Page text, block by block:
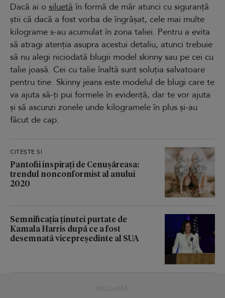
Dacă ai o siluetă în formă de măr atunci cu siguranță
știi că dacă a fost vorba de îngrășat, cele mai multe
kilograme s-au acumulat în zona taliei. Pentru a evita
să atragi atenția asupra acestui detaliu, atunci trebuie
să nu alegi niciodată blugii model skinny sau pe cei cu
talie joasă. Cei cu talie înaltă sunt soluția salvatoare
pentru tine. Skinny jeans este modelul de blugi care te
va ajuta să-ți pui formele în evidență, dar te vor ajuta
și să ascunzi zonele unde kilogramele în plus și-au
făcut de cap.
CITEȘTE ȘI
Pantofii inspirați de Cenușăreasa:
trendul nonconformist al anului
2020
Semnificația ținutei purtate de
Kamala Harris după ce a fost
desemnată vicepreședinte al SUA
RECLAMĂ